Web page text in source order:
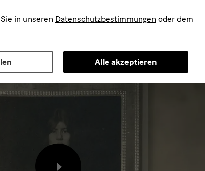
in unseren Datenschutzbestimmungen oder dem
Alle akzeptieren